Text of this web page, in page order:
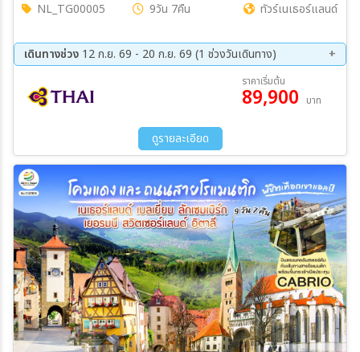
NL_TG00005 9วัน 7คืน ทัวร์เนเธอร์แลนด์
เดินทางช่วง 12 ก.ย. 69 - 20 ก.ย. 69 (1 ช่วงวันเดินทาง)
ราคาเริ่มต้น
89,900 บาท
ดูรายละเอียด